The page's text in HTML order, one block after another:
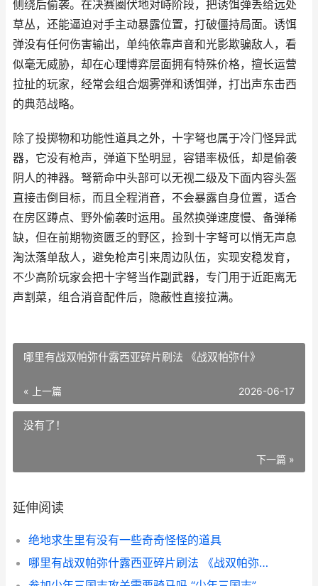
侧绕后偷袭。在决赛圈伏地对峙阶段，把诱饵弹丢给远处
草丛，还能逼迫对手主动暴露位置，打破僵持局面。诱饵
弹没有任何伤害输出，单纯依靠声音和光影欺骗敌人，看
似毫无威胁，却在心理博弈层面拥有特殊价格，擅长运营
拉扯的玩家，经常会组合烟雾弹和诱饵弹，打出声东击西
的典范战略。
除了投掷物和功能性道具之外，十字弩也属于冷门怪异武
器，它没有枪声，弹道下坠明显，容错率极低，却是偷袭
阴人的神器。弩箭命中头部可以无视二级及下面内容头盔
直接击倒目标，而且全程消音，不会暴露自身位置，适合
在房区蹲点、野外偷袭时运用。虽然换弹速度慢、备弹稀
缺，但在前期物资匮乏的野区，捡到十字弩可以悄无声息
淘汰落单敌人，避免枪声引来周边队伍，实现安稳发育，
不少高阶玩家会把十字弩当作副武器，专门用于近距离无
声割菜，组合消音配件后，隐蔽性直接拉满。
哪里有战双帕弥什露西亚碎片刷法 《战双帕弥什》
« 上一篇 2026-06-17
没有了！
下一篇 »
延伸阅读
绝地求生里有没有一些奇奇怪怪的道具
哪里有战双帕弥什露西亚碎片刷法 《战双帕弥什》